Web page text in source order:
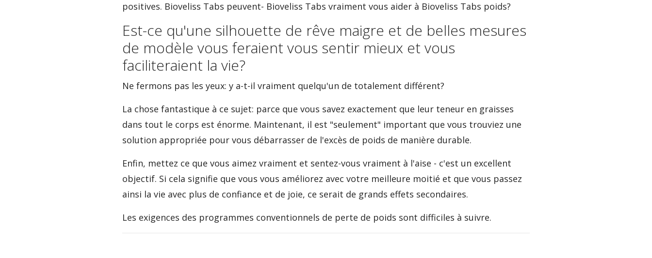
positives. Bioveliss Tabs peuvent- Bioveliss Tabs vraiment vous aider à Bioveliss Tabs poids?
Est-ce qu'une silhouette de rêve maigre et de belles mesures
de modèle vous feraient vous sentir mieux et vous
faciliteraient la vie?
Ne fermons pas les yeux: y a-t-il vraiment quelqu'un de totalement différent?
La chose fantastique à ce sujet: parce que vous savez exactement que leur teneur en graisses
dans tout le corps est énorme. Maintenant, il est "seulement" important que vous trouviez une
solution appropriée pour vous débarrasser de l'excès de poids de manière durable.
Enfin, mettez ce que vous aimez vraiment et sentez-vous vraiment à l'aise - c'est un excellent
objectif. Si cela signifie que vous vous améliorez avec votre meilleure moitié et que vous passez
ainsi la vie avec plus de confiance et de joie, ce serait de grands effets secondaires.
Les exigences des programmes conventionnels de perte de poids sont difficiles à suivre.